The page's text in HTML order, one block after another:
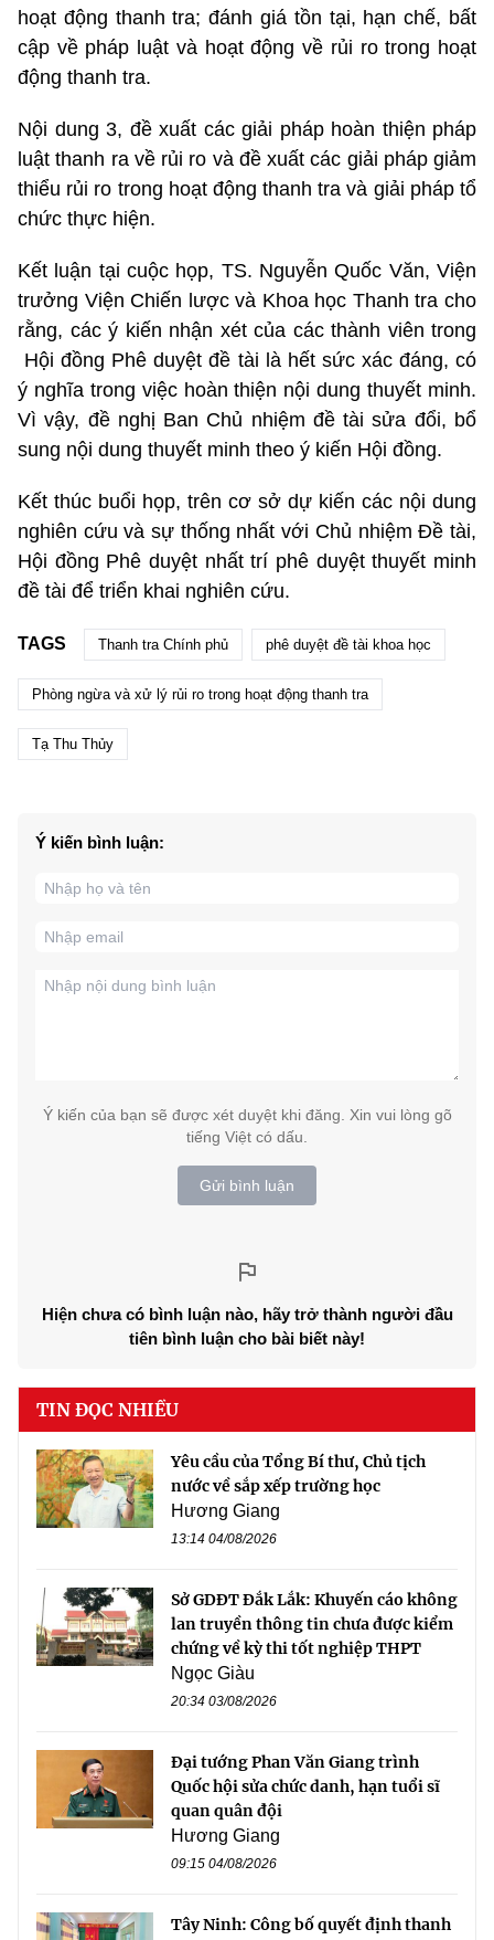
hoạt động thanh tra; đánh giá tồn tại, hạn chế, bất
cập về pháp luật và hoạt động về rủi ro trong hoạt
động thanh tra.
Nội dung 3, đề xuất các giải pháp hoàn thiện pháp
luật thanh ra về rủi ro và đề xuất các giải pháp giảm
thiểu rủi ro trong hoạt động thanh tra và giải pháp tổ
chức thực hiện.
Kết luận tại cuộc họp, TS. Nguyễn Quốc Văn, Viện
trưởng Viện Chiến lược và Khoa học Thanh tra cho
rằng, các ý kiến nhận xét của các thành viên trong
Hội đồng Phê duyệt đề tài là hết sức xác đáng, có
ý nghĩa trong việc hoàn thiện nội dung thuyết minh.
Vì vậy, đề nghị Ban Chủ nhiệm đề tài sửa đổi, bổ
sung nội dung thuyết minh theo ý kiến Hội đồng.
Kết thúc buổi họp, trên cơ sở dự kiến các nội dung
nghiên cứu và sự thống nhất với Chủ nhiệm Đề tài,
Hội đồng Phê duyệt nhất trí phê duyệt thuyết minh
đề tài để triển khai nghiên cứu.
TAGS Thanh tra Chính phủ phê duyệt đề tài khoa học
Phòng ngừa và xử lý rủi ro trong hoạt động thanh tra
Tạ Thu Thủy
Ý kiến bình luận:
Ý kiến của bạn sẽ được xét duyệt khi đăng. Xin vui lòng gõ
tiếng Việt có dấu.
Gửi bình luận
Hiện chưa có bình luận nào, hãy trở thành người đầu
tiên bình luận cho bài biết này!
TIN ĐỌC NHIỀU
Yêu cầu của Tổng Bí thư, Chủ tịch
nước về sắp xếp trường học
Hương Giang
13:14 04/08/2026
Sở GDĐT Đắk Lắk: Khuyến cáo không
lan truyền thông tin chưa được kiểm
chứng về kỳ thi tốt nghiệp THPT
Ngọc Giàu
20:34 03/08/2026
Đại tướng Phan Văn Giang trình
Quốc hội sửa chức danh, hạn tuổi sĩ
quan quân đội
Hương Giang
09:15 04/08/2026
Tây Ninh: Công bố quyết định thanh